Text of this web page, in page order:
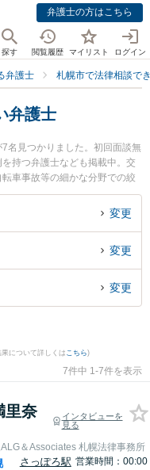
弁護士の方はこちら
探す 閲覧履歴 マイリスト ログイン
弁護士 札幌市で法律相談で
弁護士
名見つかりました。初回面談無
持つ弁護士なども掲載中。交
車事故等の細かな分野での絞
＆Associates 札幌法律事務所
務所の望月 龍之介弁護士、法
障害のトラブル解決の実績豊
で後遺障害を法律相談できる
お困りの相談者さんにおすす
変更
変更
変更
について詳しくは こちら)
7件中 1-7件を表示
里奈
インタビューを
見る
＆Associates 札幌法律事務所
さっぽろ駅 営業時間：00:00